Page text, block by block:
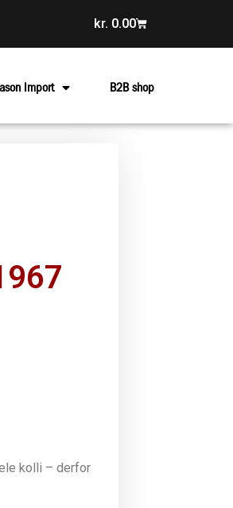
kr. 0.00
Import B2B shop
kolli – derfor